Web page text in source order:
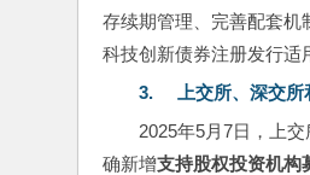
存续期管理、完善配套机
科技创新债券注册发行适
3.
上交所、深交
2025年5月7日，上
确新增支持股权投资机构